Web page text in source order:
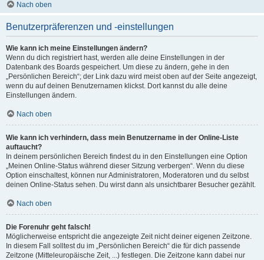
Nach oben
Benutzerpräferenzen und -einstellungen
Wie kann ich meine Einstellungen ändern?
Wenn du dich registriert hast, werden alle deine Einstellungen in der
Datenbank des Boards gespeichert. Um diese zu ändern, gehe in den
„Persönlichen Bereich“; der Link dazu wird meist oben auf der Seite angezeigt,
wenn du auf deinen Benutzernamen klickst. Dort kannst du alle deine
Einstellungen ändern.
Nach oben
Wie kann ich verhindern, dass mein Benutzername in der Online-Liste
auftaucht?
In deinem persönlichen Bereich findest du in den Einstellungen eine Option
„Meinen Online-Status während dieser Sitzung verbergen“. Wenn du diese
Option einschaltest, können nur Administratoren, Moderatoren und du selbst
deinen Online-Status sehen. Du wirst dann als unsichtbarer Besucher gezählt.
Nach oben
Die Forenuhr geht falsch!
Möglicherweise entspricht die angezeigte Zeit nicht deiner eigenen Zeitzone.
In diesem Fall solltest du im „Persönlichen Bereich“ die für dich passende
Zeitzone (Mitteleuropäische Zeit, ...) festlegen. Die Zeitzone kann dabei nur